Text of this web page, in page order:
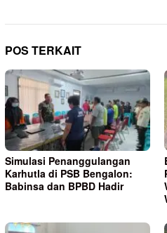
POS TERKAIT
Simulasi Penanggulangan
Karhutla di PSB Bengalon:
Babinsa dan BPBD Hadir